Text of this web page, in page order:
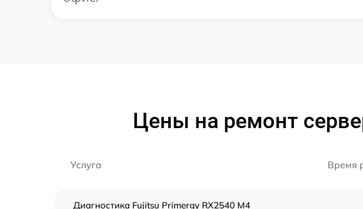
Цены на ремонт
Услуга Время
Диагностика Fujitsu Primergy RX2540 M4